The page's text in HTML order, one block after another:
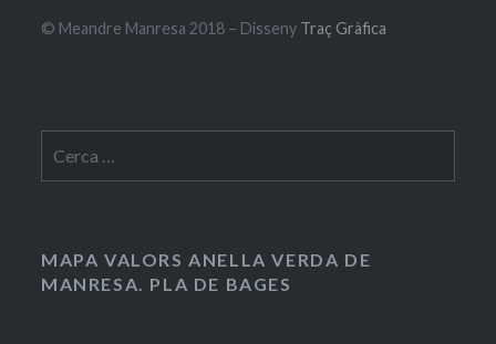
© Meandre Manresa 2018 – Disseny Traç Gràfica
MAPA VALORS ANELLA VERDA DE
MANRESA. PLA DE BAGES